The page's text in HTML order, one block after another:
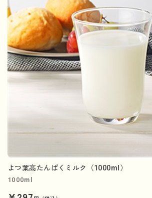
よつ葉高たんぱくミルク（1000ml）
1000ml